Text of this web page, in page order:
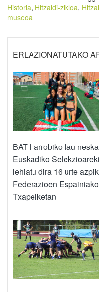
Historia, Hitzaldi-zikloa,
museoa
ERLAZIONATUTAKO
BAT harrobiko lau neska
Euskadiko
lehiatu dira 16 urte
Federazioen Espainiako
Txapelketan